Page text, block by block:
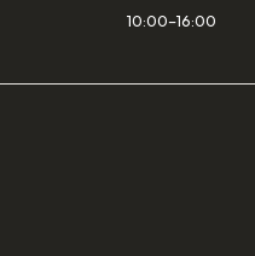
10:00–16:00